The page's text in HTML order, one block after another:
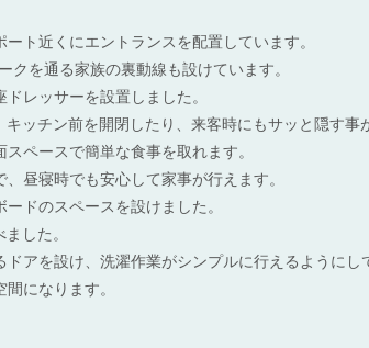
ト近くにエントランスを配置しています。
クを通る家族の裏動線も設けています。
レッサーを設置しました。
ッチン前を開閉したり、来客時にもサッと隠す事
ペースで簡単な食事を取れます。
昼寝時でも安心して家事が行えます。
ドのスペースを設けました。
した。
アを設け、洗濯作業がシンプルに行えるようにし
になります。